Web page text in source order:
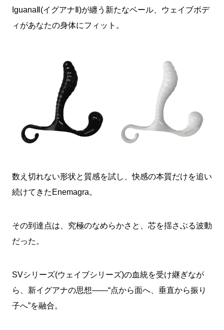
IguanaⅡ(イグアナⅡ)が纏う新たなベール、ウェイブボデ
ィがあなたの身体にフィット。
数え切れない形状と質感を試し、快感の本質だけを追い
続けてきたEnemagra。
その到達点は、究極のなめらかさと、芯を揺さぶる波動
だった。
SVシリーズ(ウェイブシリーズ)の血統を受け継ぎなが
ら、新イグアナの思想――“点から面へ、垂直から振り
子へ”を融合。